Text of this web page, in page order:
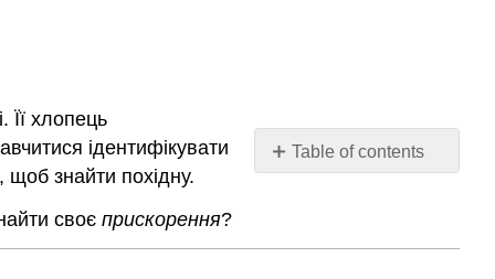
Table of contents
Її хлопець
ідентифікувати
знайти похідну.
своє прискорення?